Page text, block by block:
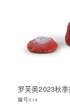
罗芙奥2023秋
编号019